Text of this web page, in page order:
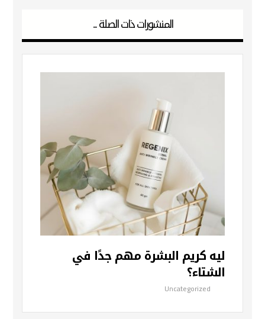
المنشورات ذات الصلة ...
ليه كريم البشرة مهم جدًا في
الشتاء؟
Uncategorized